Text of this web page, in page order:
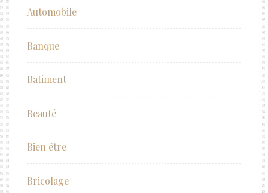
Automobile
Banque
Batiment
Beauté
Bien être
Bricolage